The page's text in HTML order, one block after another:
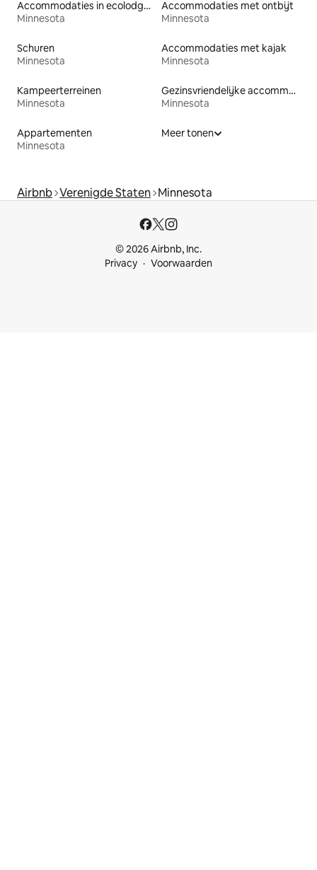
Accommodaties in ecolodges
Minnesota
Accommodaties met ontbijt
Minnesota
Schuren
Minnesota
Accommodaties met kajak
Minnesota
Kampeerterreinen
Minnesota
Gezinsvriendelijke accommodaties
Minnesota
Appartementen
Minnesota
Meer tonen
Airbnb Verenigde Staten Minnesota
© 2026 Airbnb, Inc.
Privacy
Voorwaarden